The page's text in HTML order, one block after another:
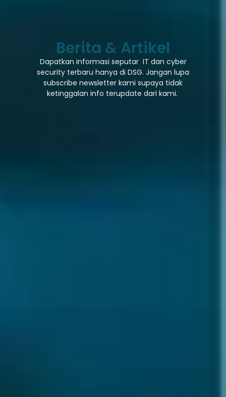
Berita & Artikel
Dapatkan informasi seputar IT dan cyber
security terbaru hanya di DSG. Jangan lupa
subscribe newsletter kami supaya tidak
ketinggalan info terupdate dari kami.